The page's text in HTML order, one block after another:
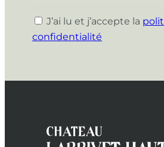
J’ai lu et j’accepte la
confidentialité